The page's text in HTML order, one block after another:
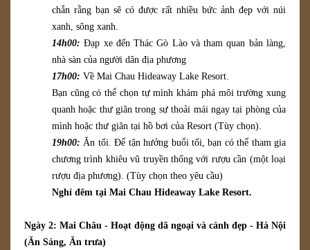
chắn rằng bạn sẽ có được rất nhiều bức ảnh đẹp với núi
xanh, sông xanh.
14h00: Đạp xe đến Thác Gò Lào và tham quan bản làng,
nhà sàn của người dân địa phương
17h00: Về Mai Chau Hideaway Lake Resort.
Bạn cũng có thể chọn tự mình khám phá môi trường xung
quanh hoặc thư giãn trong sự thoải mái ngay tại phòng của
mình hoặc thư giãn tại hồ bơi của Resort (Tùy chọn).
19h00: Ăn tối. Để tận hưởng buổi tối, bạn có thể tham gia
chương trình khiêu vũ truyền thống với rượu cần (một loại
rượu địa phương). (Tùy chọn theo yêu cầu)
Nghỉ đêm tại Mai Chau Hideaway Lake Resort.
Ngày 2: Mai Châu - Hoạt động dã ngoại và cảnh đẹp - Hà Nội
(Ăn Sáng, Ăn trưa)